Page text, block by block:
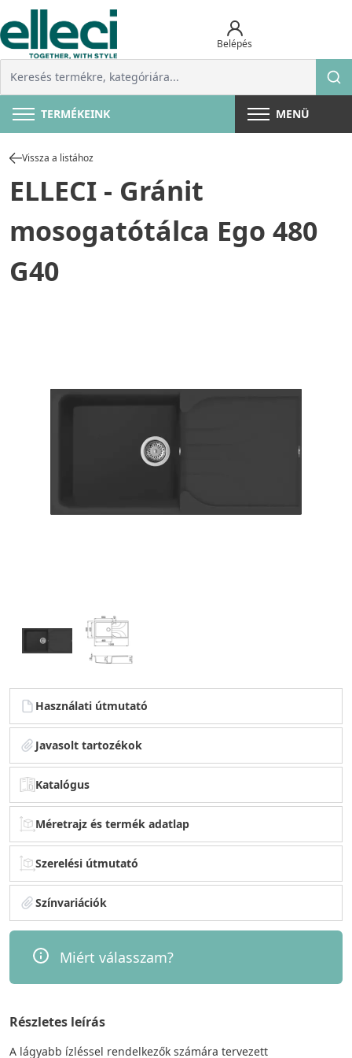
Belépés
TERMÉKEINK MENÜ
Vissza a listához
ELLECI - Gránit
mosogatótálca Ego 480
G40
Használati útmutató
Javasolt tartozékok
Katalógus
Méretrajz és termék adatlap
Szerelési útmutató
Színvariációk
Miért válasszam?
Részletes leírás
A lágyabb ízléssel rendelkezők számára tervezett